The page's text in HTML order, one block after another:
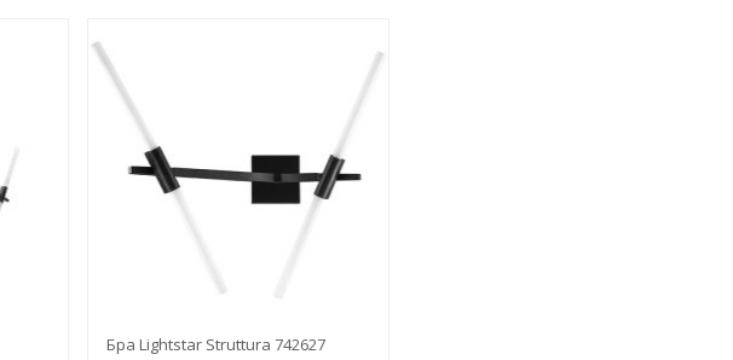
Бра Lightstar Struttura 742627